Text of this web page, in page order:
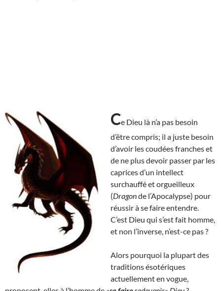
Ce Dieu là n’a pas besoin
d’être compris; il a juste besoin
d’avoir les coudées franches et
de ne plus devoir passer par les
caprices d’un intellect
surchauffé et orgueilleux
(Dragonde l’Apocalypse) pour
réussir à se faire entendre.
C’est Dieu qui s’est fait homme,
et non l’inverse, n’est-ce pas ?
Alors pourquoi la plupart des
traditions ésotériques
actuellement en vogue,